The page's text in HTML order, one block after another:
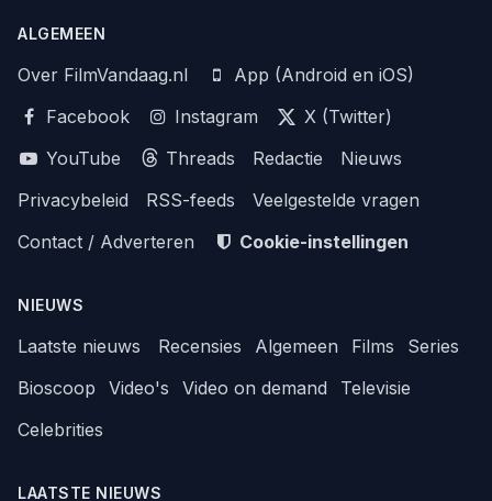
ALGEMEEN
Over FilmVandaag.nl
App (Android en iOS)
Facebook
Instagram
X (Twitter)
YouTube
Threads Redactie
Nieuws
Privacybeleid
RSS-feeds
Veelgestelde vragen
Contact / Adverteren
Cookie-instellingen
NIEUWS
Laatste nieuws Recensies Algemeen Films
Series
Bioscoop
Video's Video on demand
Televisie
Celebrities
LAATSTE NIEUWS